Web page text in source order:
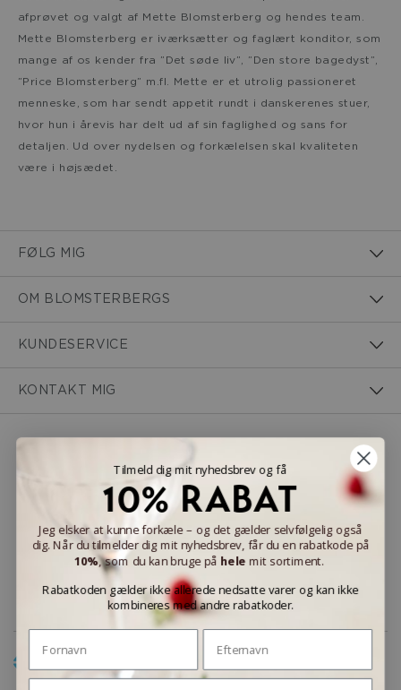
afprøvet og valgt af Mette Blomsterberg og hendes team.
Mette Blomsterberg er iværksætter og faglært konditor, som
mange af os kender fra ”Det søde liv”, ”Den store bagedyst”,
”Price Blomsterberg” m.fl. Mette er et utrolig passioneret
menneske, som har sendt appetit rundt i danskerenes stuer,
hvor hun i årevis har delt ud af sin faglighed og sans for
detaljen. Ud over nydelsen og forkælelsen skal kvaliteten
være i højsædet.
FØLG MIG
OM BLOMSTERBERGS
KUNDESERVICE
KONTAKT MIG
LEVERINGSMULIGHEDER
Tilmeld dig mit nyhedsbrev og få
10% RABAT
Jeg elsker at kunne forkæle – og det gælder selvfølgelig også
dig. Når du tilmelder dig mit nyhedsbrev, får du en rabatkode på
10%, som du kan bruge på hele mit sortiment.
Rabatkoden gælder ikke allerede nedsatte varer og kan ikke
kombineres med andre rabatkoder.